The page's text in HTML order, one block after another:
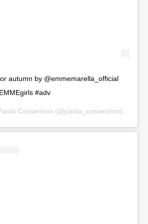
autumn by @emmemarella_official
#adv
Cossentino (@paola_cossentino) on